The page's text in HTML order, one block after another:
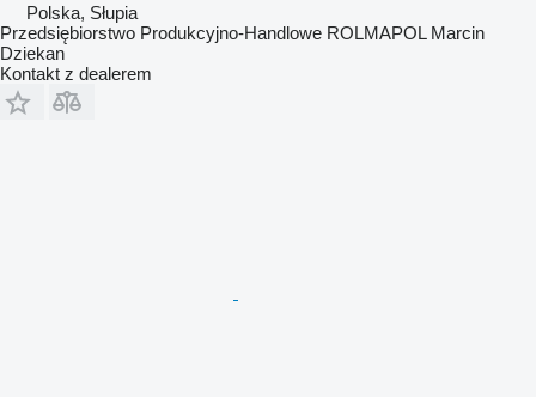
Polska, Słupia
Przedsiębiorstwo Produkcyjno-Handlowe ROLMAPOL Marcin
Dziekan
Kontakt z dealerem